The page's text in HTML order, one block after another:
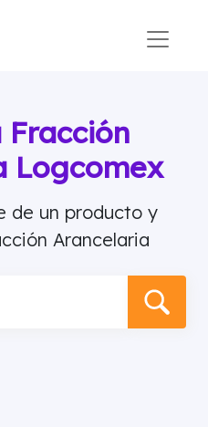
Fracción
Logcomex
de un producto y
Arancelaria